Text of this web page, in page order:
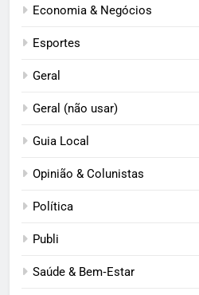
Economia & Negócios
Esportes
Geral
Geral (não usar)
Guia Local
Opinião & Colunistas
Política
Publi
Saúde & Bem‑Estar